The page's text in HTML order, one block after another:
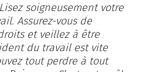
soigneusement votre
Assurez-vous de
et veillez à être
du travail est vite
tout perdre à tout